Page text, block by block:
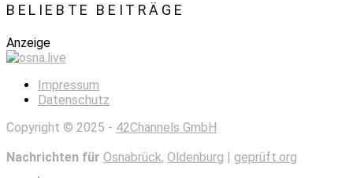
BELIEBTE BEITRÄGE
Anzeige
Impressum
Datenschutz
Copyright © 2025 - 42Channels GmbH
Nachrichten für Osnabrück, Oldenburg | geprüft.org